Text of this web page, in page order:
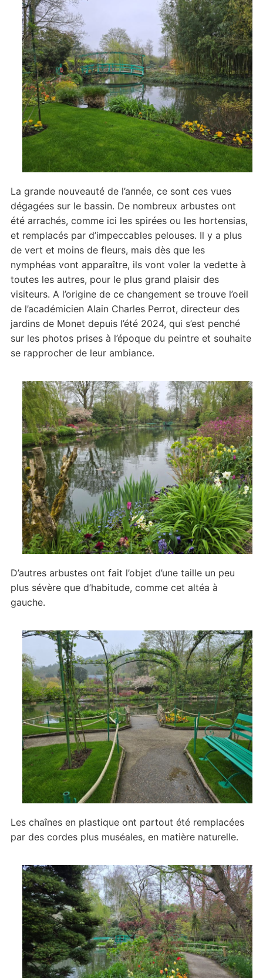
La grande nouveauté de l’année, ce sont ces vues
dégagées sur le bassin. De nombreux arbustes ont
été arrachés, comme ici les spirées ou les hortensias,
et remplacés par d’impeccables pelouses. Il y a plus
de vert et moins de fleurs, mais dès que les
nymphéas vont apparaître, ils vont voler la vedette à
toutes les autres, pour le plus grand plaisir des
visiteurs. A l’origine de ce changement se trouve l’oeil
de l’académicien Alain Charles Perrot, directeur des
jardins de Monet depuis l’été 2024, qui s’est penché
sur les photos prises à l’époque du peintre et souhaite
se rapprocher de leur ambiance.
D’autres arbustes ont fait l’objet d’une taille un peu
plus sévère que d’habitude, comme cet altéa à
gauche.
Les chaînes en plastique ont partout été remplacées
par des cordes plus muséales, en matière naturelle.